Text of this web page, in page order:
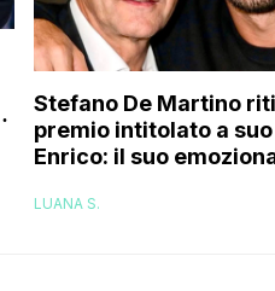
Stefano De Martino
premio intitolato a suo
Enrico: il suo
LUANA S.